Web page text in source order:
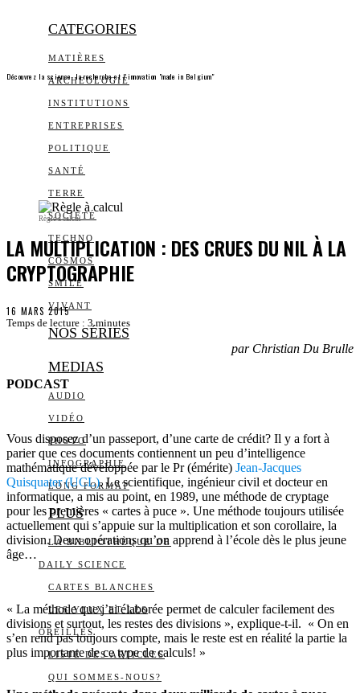
CATEGORIES
MATIÈRES
ARCHEOLOGIE
INSTITUTIONS
ENTREPRISES
POLITIQUE
SANTÉ
TERRE
SOCIÉTÉ
TECHNO
COSMOS
SMILE
VIVANT
NOS SÉRIES
MEDIAS
AUDIO
VIDÉO
PHOTO
INFOGRAPHIE
LONG FORMAT
PLUS
LA BIBLIOTHÈQUE DE
DAILY SCIENCE
CARTES BLANCHES
LES YEUX ET LES
OREILLES
LISTE DES ARTICLES
QUI SOMMES-NOUS?
Découvrez la science, la recherche et l’innovation "made in Belgium"
Règle à calcul
LA MULTIPLICATION : DES CRUES DU NIL À LA
CRYPTOGRAPHIE
16 MARS 2015
Temps de lecture : 3 minutes
par Christian Du Brulle
PODCAST
Vous disposez d’un passeport, d’une carte de crédit? Il y a fort à
parier que ces documents contiennent un peu d’intelligence
mathématique développée par le Pr (émérite) Jean-Jacques
Quisquater (UCL). Le scientifique, ingénieur civil et docteur en
informatique, a mis au point, en 1989, une méthode de cryptage
pour les premières « cartes à puce ». Une méthode toujours utilisée
actuellement qui s’appuie sur la multiplication et son corollaire, la
division. Deux opérations qu’on apprend à l’école dès le plus jeune
âge…
« La méthode que j’ai élaborée permet de calculer facilement des
divisions et surtout, les restes des divisions », explique-t-il. « On en
s’en rend pas toujours compte, mais le reste est en réalité la partie la
plus importante de ce type de calculs! »